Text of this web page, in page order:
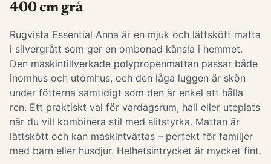
400 cm grå
Rugvista Essential Anna är en mjuk och lättskött matta
i silvergrått som ger en ombonad känsla i hemmet.
Den maskintillverkade polypropenmattan passar både
inomhus och utomhus, och den låga luggen är skön
under fötterna samtidigt som den är enkel att hålla
ren. Ett praktiskt val för vardagsrum, hall eller uteplats
när du vill kombinera stil med slitstyrka. Mattan är
lättskött och kan maskintvättas – perfekt för familjer
med barn eller husdjur. Helhetsintrycket är mycket fint.